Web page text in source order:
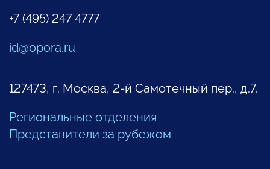
+7 (495) 247 4777
id@opora.ru
127473, г. Москва, 2-й Самотечный пер., д.7.
Региональные отделения
Представители за рубежом